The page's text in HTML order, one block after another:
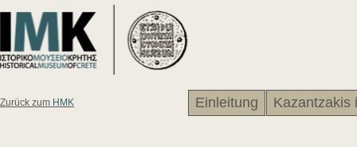
Zurück zum HMK Einleitung Kazantzakis